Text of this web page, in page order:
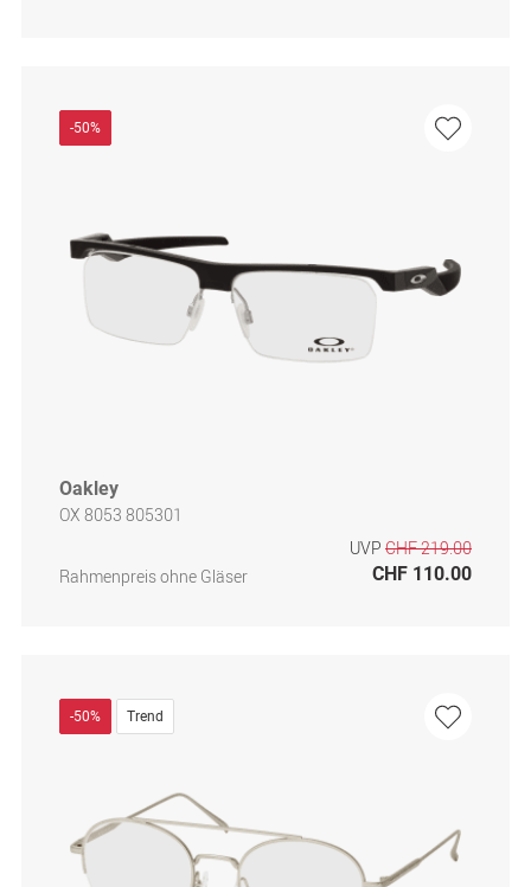
-50%
Oakley
OX 8053 805301
Rahmenpreis ohne Gläser
UVP CHF 219.00
CHF 110.00
-50% Trend